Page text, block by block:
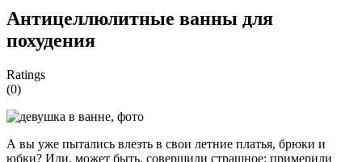
Антицеллюлитные ванны для
похудения
Ratings
(0)
А вы уже пытались влезть в свои летние платья, брюки и
юбки? Или, может быть, совершили страшное: примерили